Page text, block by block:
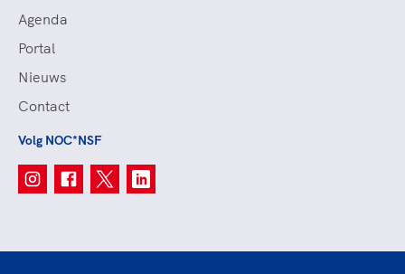
Agenda
Portal
Nieuws
Contact
Volg NOC*NSF